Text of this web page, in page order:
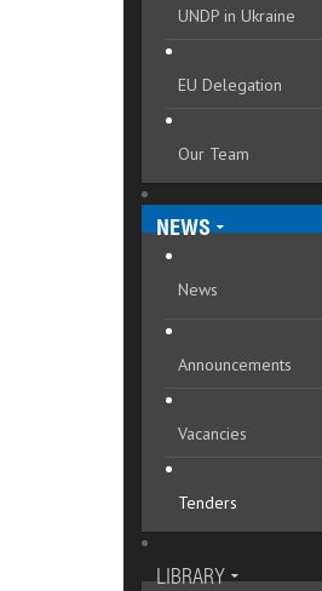
Kyivska oblast
Mykolaivska oblast
Odeska oblast
Sumska oblast
Volynska oblast
UNDP in Ukraine
EU Delegation
Our Team
NEWS
News
Announcements
Vacancies
Tenders
LIBRARY